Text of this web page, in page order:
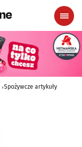
Spożywcze artykuły